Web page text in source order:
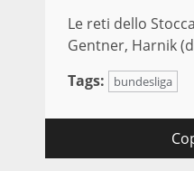
Le reti dello
Gentner, Harnik
Tags:
bundesliga